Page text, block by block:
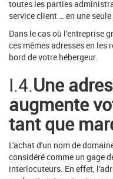
toutes les parties
service client … en une
Dans le cas où l'entreprise
ces mêmes adresses en
bord de votre hébergeur.
I.4.Une
augmente
tant que
L'achat d'un nom de
considéré comme un gage
interlocuteurs. En effet,